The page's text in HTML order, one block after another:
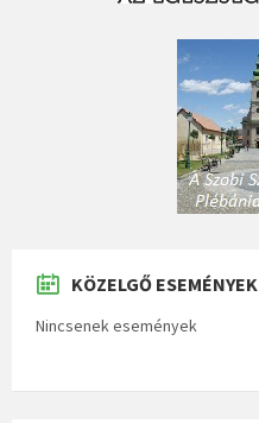
KÖZELGŐ ESEMÉNYEK
Nincsenek események